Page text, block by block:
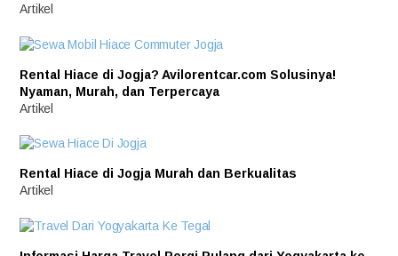
Artikel
Rental Hiace di Jogja? Avilorentcar.com Solusinya!
Nyaman, Murah, dan Terpercaya
Artikel
Rental Hiace di Jogja Murah dan Berkualitas
Artikel